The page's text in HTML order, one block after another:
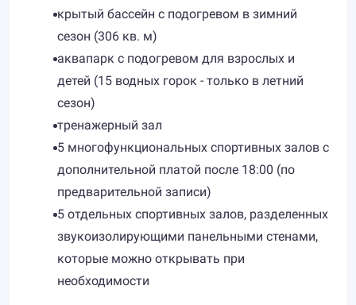
крытый бассейн с подогревом в зимний
сезон (306 кв. м)
аквапарк с подогревом для взрослых и
детей (15 водных горок - только в летний
сезон)
тренажерный зал
5 многофункциональных спортивных залов с
дополнительной платой после 18:00 (по
предварительной записи)
5 отдельных спортивных залов, разделенных
звукоизолирующими панельными стенами,
которые можно открывать при
необходимости